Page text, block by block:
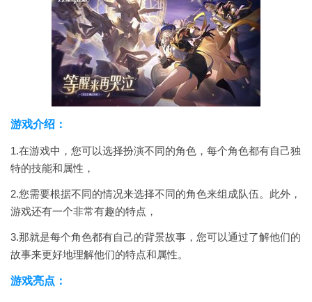
游戏介绍：
1.在游戏中，您可以选择扮演不同的角色，每个角色都有自己独
特的技能和属性，
2.您需要根据不同的情况来选择不同的角色来组成队伍。此外，
游戏还有一个非常有趣的特点，
3.那就是每个角色都有自己的背景故事，您可以通过了解他们的
故事来更好地理解他们的特点和属性。
游戏亮点：